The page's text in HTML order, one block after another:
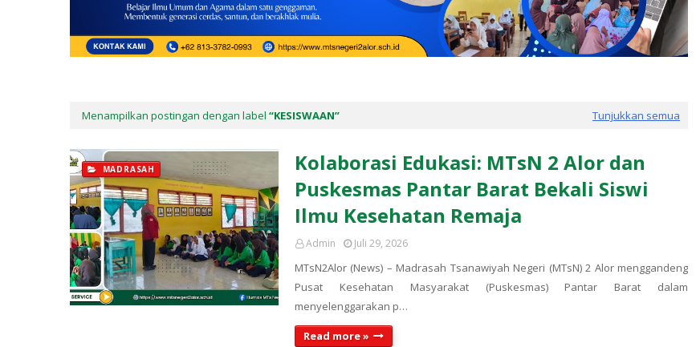
Menampilkan postingan dengan label KESISWAAN Tunjukkan semua
MADRASAH
Kolaborasi Edukasi: MTsN 2 Alor dan
Puskesmas Pantar Barat Bekali Siswi
Ilmu Kesehatan Remaja
Admin Juli 29, 2026
MTsN2Alor (News) – Madrasah Tsanawiyah Negeri (MTsN) 2 Alor menggandeng
Pusat Kesehatan Masyarakat (Puskesmas) Pantar Barat dalam
menyelenggarakan p…
Read more »